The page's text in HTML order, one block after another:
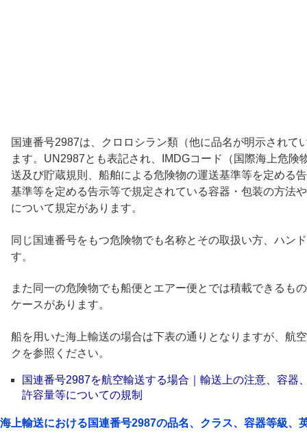
国連番号2987は、クロロシラン類（他に品名が明示されて
ます。UN2987とも表記され、IMDGコード（国際海上危険
送及び貯蔵規則、船舶による危険物の運送基準等を定める
基準等を定める告示等で規定されている容器・包装の方法
について規定があります。
同じ国連番号をもつ危険物でも名称とその取扱い方、ハン
す。
また同一の危険物でも船便とエアー便とでは積載できるも
ケースがあります。
船を用いた海上輸送の場合は下表の通りとなりますが、航
クを参照ください。
国連番号2987を航空輸送する場合｜輸送上の注意、容器
許容量等についての規制
海上輸送における国連番号2987の品名、クラス、容器等級、